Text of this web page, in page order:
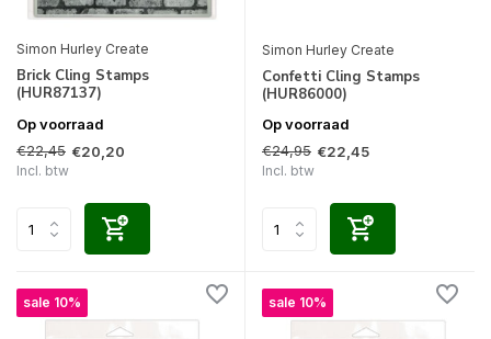
Simon Hurley Create
Brick Cling Stamps
(HUR87137)
Op voorraad
€22,45 €20,20
Incl. btw
Simon Hurley Create
Confetti Cling Stamps
(HUR86000)
Op voorraad
€24,95 €22,45
Incl. btw
sale 10% sale 10%